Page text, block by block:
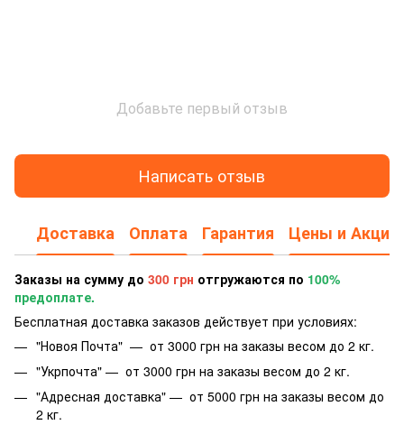
Добавьте первый отзыв
Написать отзыв
Доставка Оплата Гарантия Цены и Акции
Заказы на сумму до 300 грн отгружаются по 100%
предоплате.
Бесплатная доставка заказов действует при условиях:
"Новоя Почта" — от 3000 грн на заказы весом до 2 кг.
"Укрпочта" — от 3000 грн на заказы весом до 2 кг.
"Адресная доставка" — от 5000 грн на заказы весом до
2 кг.